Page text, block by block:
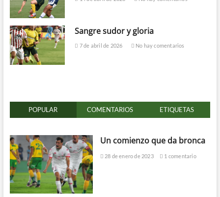
Sangre sudor y gloria
7 de abril de 2026 No hay comentarios
POPULAR COMENTARIOS ETIQUETAS
Un comienzo que da bronca
28 de enero de 2023 1 comentario